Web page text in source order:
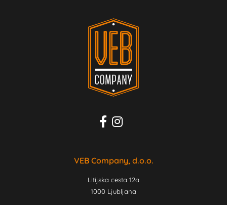
VEB Company, d.o.o.
Litijska cesta 12a
1000 Ljubljana